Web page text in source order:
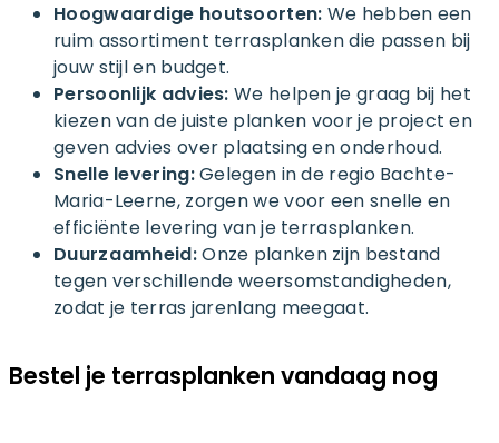
Hoogwaardige houtsoorten: We hebben een
ruim assortiment terrasplanken die passen bij
jouw stijl en budget.
Persoonlijk advies: We helpen je graag bij het
kiezen van de juiste planken voor je project en
geven advies over plaatsing en onderhoud.
Snelle levering:Gelegen in de regio Bachte-
Maria-Leerne, zorgen we voor een snelle en
efficiënte levering van je terrasplanken.
Duurzaamheid:Onze planken zijn bestand
tegen verschillende weersomstandigheden,
zodat je terras jarenlang meegaat.
Bestel je terrasplanken vandaag nog